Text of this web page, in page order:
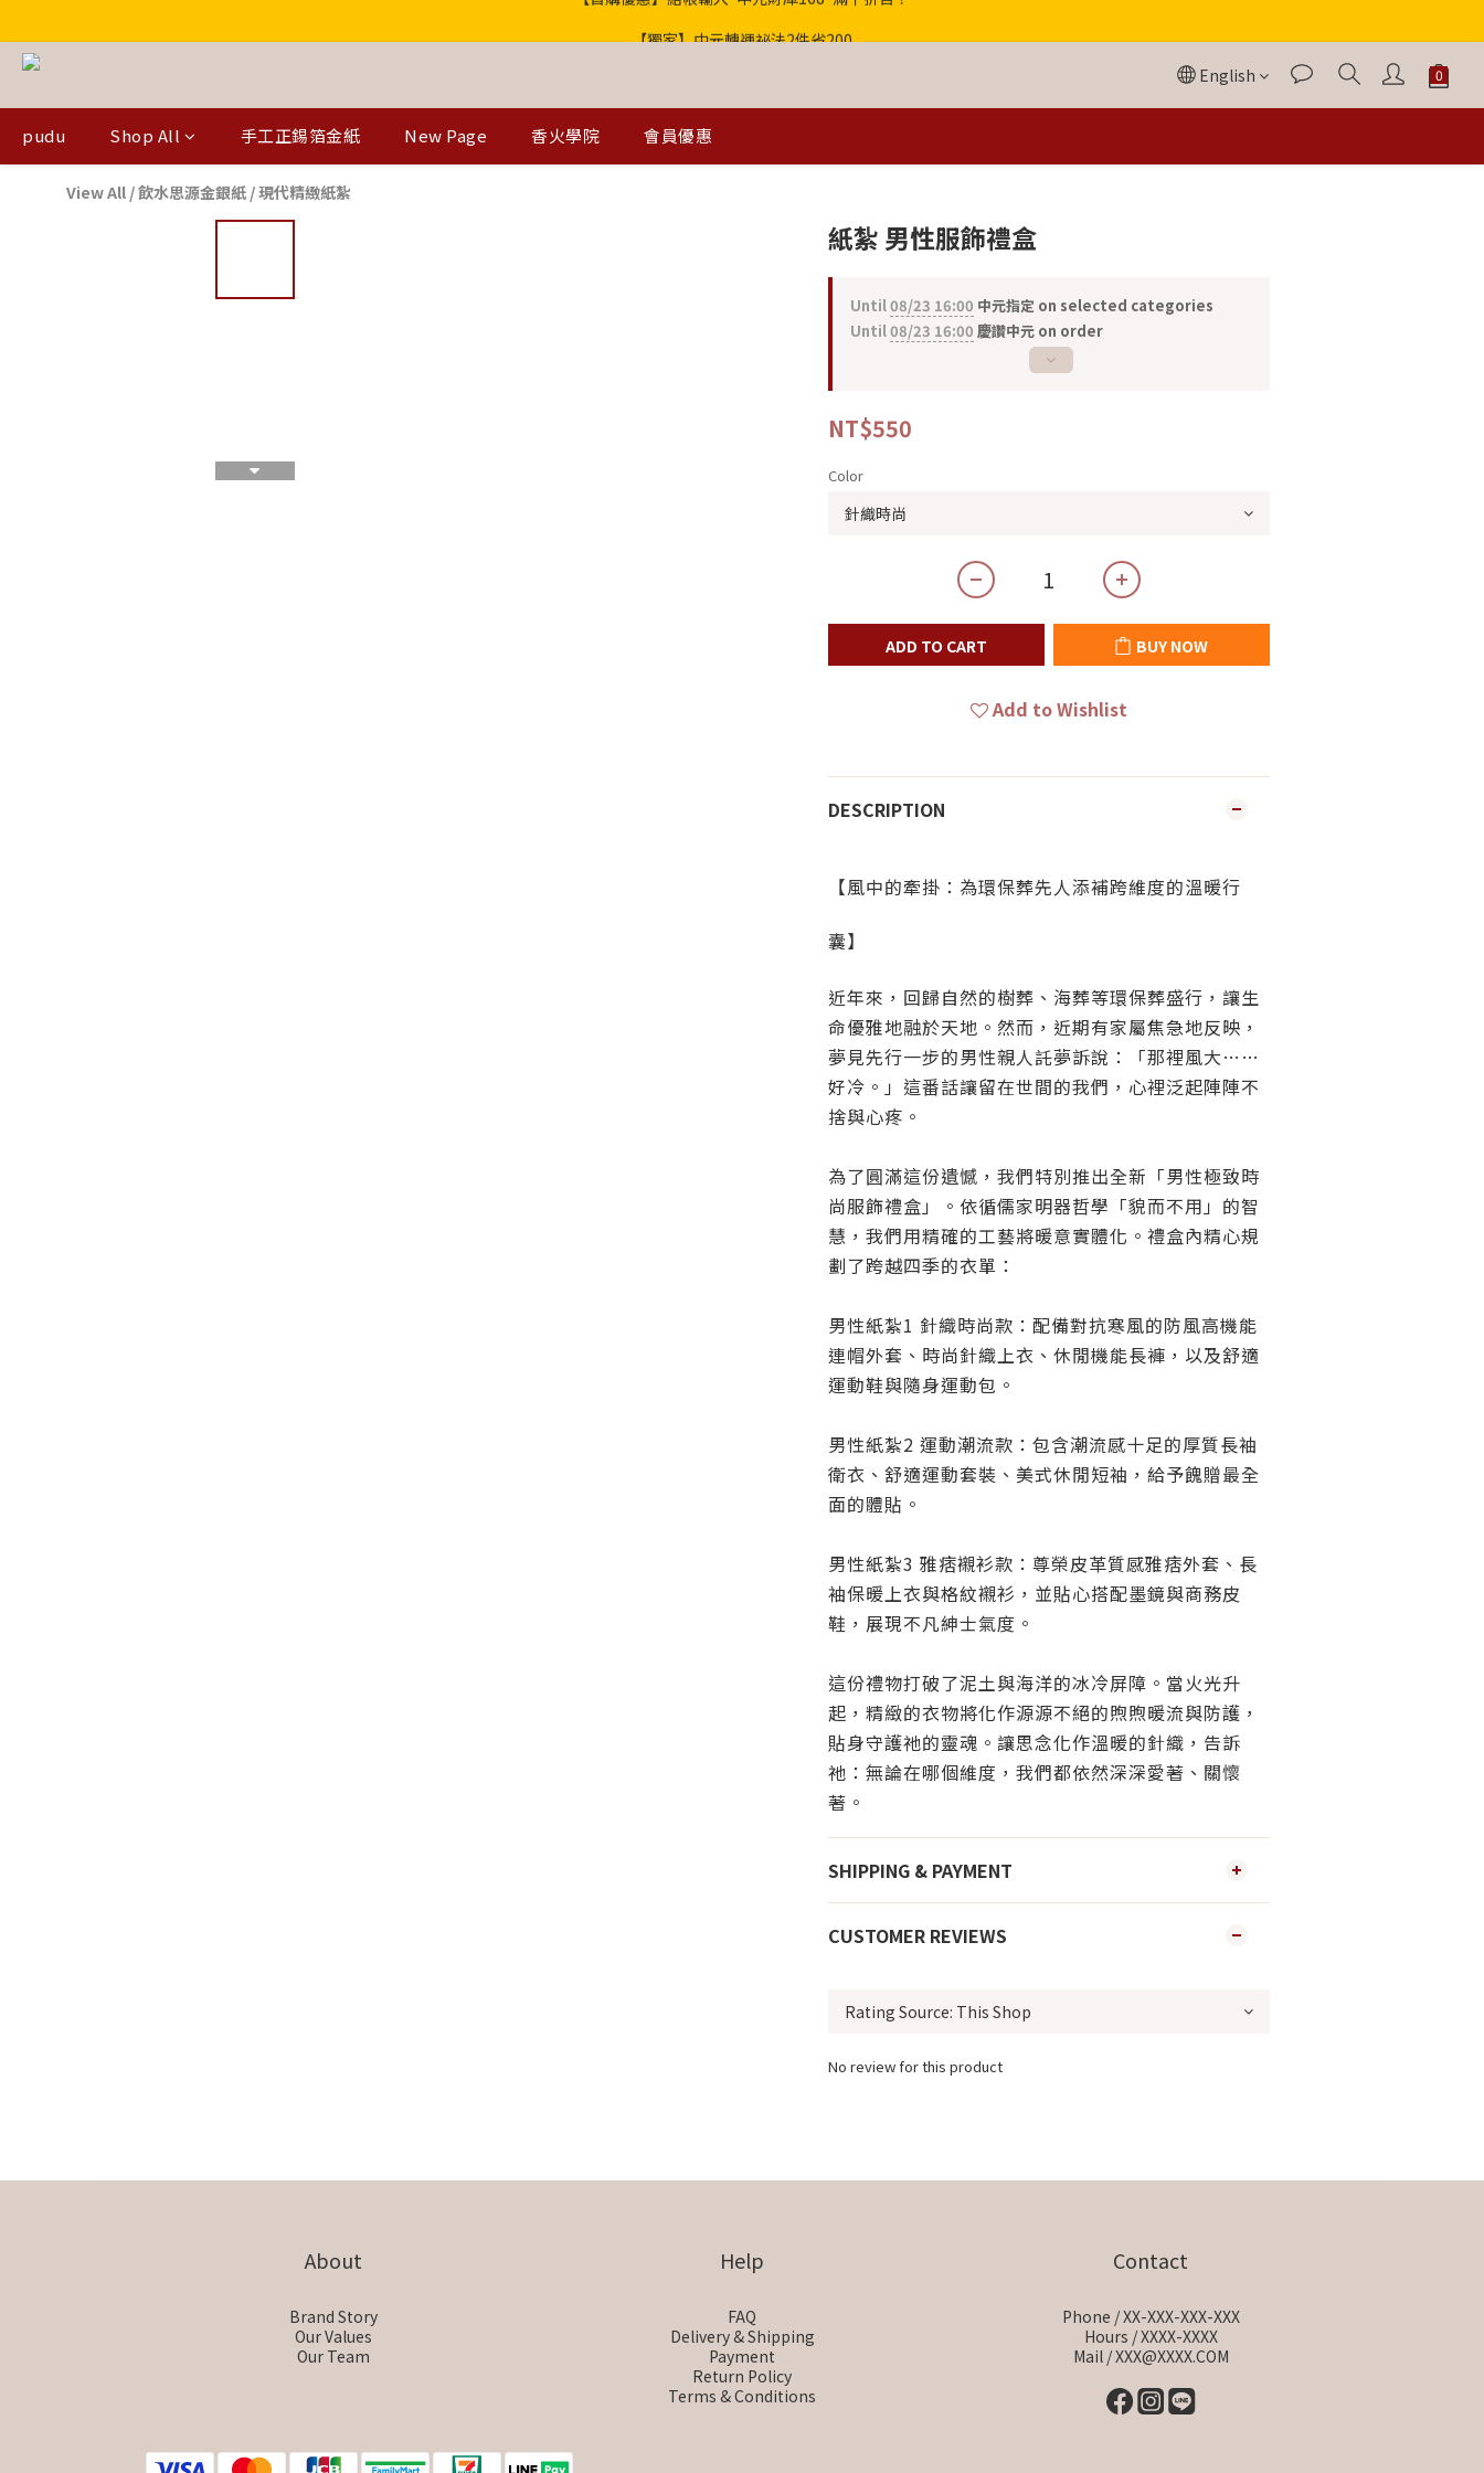
English
pudu Shop All 手工正錫箔金紙 New Page 香火學院 會員優惠
View All /飲水思源金銀紙 /現代精緻紙紮
紙紮 男性服飾禮盒
Until08/23 16:00 中元指定 on selected categories
Until08/23 16:00 慶讚中元 on order
NT$550
Color
ADD TO CART BUY NOW
Add to Wishlist
DESCRIPTION
【風中的牽掛：為環保葬先人添補跨維度的溫暖行
囊】
近年來，回歸自然的樹葬、海葬等環保葬盛行，讓生
命優雅地融於天地。然而，近期有家屬焦急地反映，
夢見先行一步的男性親人託夢訴說：「那裡風大……
好冷。」這番話讓留在世間的我們，心裡泛起陣陣不
捨與心疼。
為了圓滿這份遺憾，我們特別推出全新「男性極致時
尚服飾禮盒」。依循儒家明器哲學「貌而不用」的智
慧，我們用精確的工藝將暖意實體化。禮盒內精心規
劃了跨越四季的衣單：
男性紙紮1 針織時尚款：配備對抗寒風的防風高機能
連帽外套、時尚針織上衣、休閒機能長褲，以及舒適
運動鞋與隨身運動包。
男性紙紮2 運動潮流款：包含潮流感十足的厚質長袖
衛衣、舒適運動套裝、美式休閒短袖，給予餽贈最全
面的體貼。
男性紙紮3 雅痞襯衫款：尊榮皮革質感雅痞外套、長
袖保暖上衣與格紋襯衫，並貼心搭配墨鏡與商務皮
鞋，展現不凡紳士氣度。
這份禮物打破了泥土與海洋的冰冷屏障。當火光升
起，精緻的衣物將化作源源不絕的煦煦暖流與防護，
貼身守護祂的靈魂。讓思念化作溫暖的針織，告訴
祂：無論在哪個維度，我們都依然深深愛著、關懷
著。
SHIPPING & PAYMENT
CUSTOMER REVIEWS
No review for this product
About
Brand Story
Our Values
Our Team
Help
FAQ
Delivery & Shipping
Payment
Return Policy
Terms & Conditions
Contact
Phone / XX-XXX-XXX-XXX
Hours / XXXX-XXXX
Mail / XXX@XXXX.COM